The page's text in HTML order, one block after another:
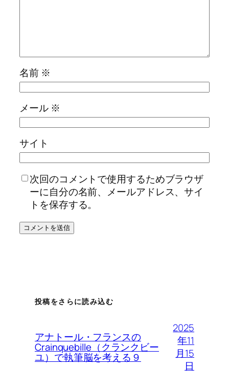
名前 ※
メール ※
サイト
次回のコメントで使用するためブラウザ
ーに自分の名前、メールアドレス、サイ
トを保存する。
投稿をさらに読み込む
アナトール・フランスの
Crainquebille（クランクビー
ユ）で執筆脳を考える９
2025
年11
月15
日